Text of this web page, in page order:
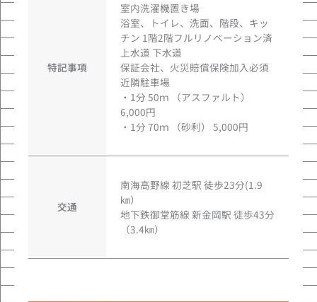
特記事項
室内洗濯機置き場
浴室、トイレ、洗面、階段、キッ
チン 1階2階フルリノベーション済
上水道 下水道
保証会社、火災賠償保険加入必須
近隣駐車場
・1分 50ｍ （アスファルト）
6,000円
・1分 70ｍ （砂利） 5,000円
交通
南海高野線 初芝駅 徒歩23分(1.9
㎞）
地下鉄御堂筋線 新金岡駅 徒歩43分
（3.4㎞）